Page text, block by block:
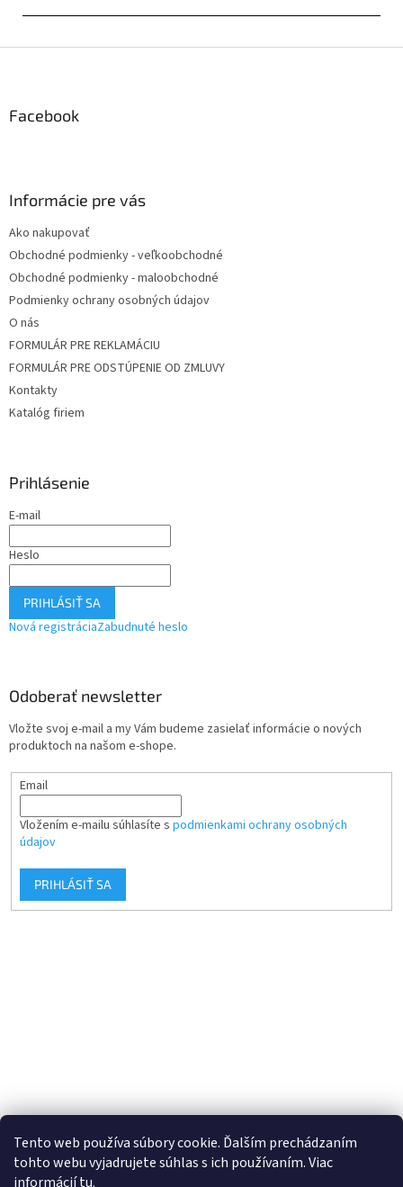
Tento web používa súbory cookie. Ďalším prechádzaním
tohto webu vyjadrujete súhlas s ich používaním. Viac
informáciítu.
Facebook
Informácie pre vás
Ako nakupovať
Obchodné podmienky - veľkoobchodné
Obchodné podmienky - maloobchodné
Podmienky ochrany osobných údajov
O nás
FORMULÁR PRE REKLAMÁCIU
FORMULÁR PRE ODSTÚPENIE OD ZMLUVY
Kontakty
Katalóg firiem
Prihlásenie
E-mail
Heslo
PRIHLÁSIŤ SA
Nová registráciaZabudnuté heslo
Odoberať newsletter
Vložte svoj e-mail a my Vám budeme zasielať informácie o nových
produktoch na našom e-shope.
Email
Vložením e-mailu súhlasíte s podmienkami ochrany osobných
údajov
PRIHLÁSIŤ SA